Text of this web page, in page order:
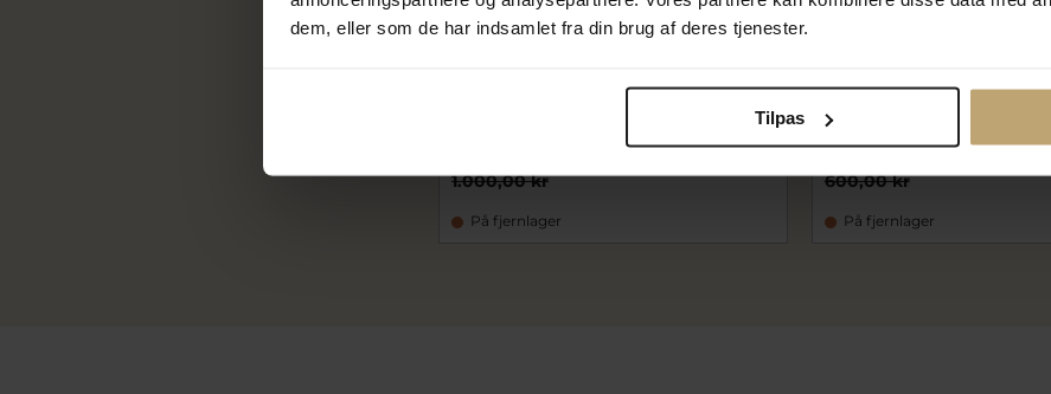
dem, eller som de har indsamlet fra din brug af deres tjenester.
Tilpas
Hultquist Kayla Ring sølv forgyldt
1.000,00 kr
På fjernlager
Hultquist Cora Ring sølv
50-55)
huS04001G
600,00 kr
480,00 kr
På fjernlager